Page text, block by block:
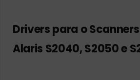
Drivers para o
Alaris S2040, S2050 e